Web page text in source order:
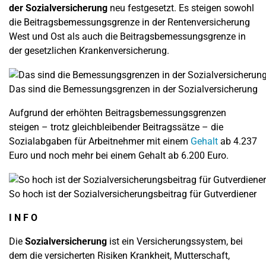
der Sozialversicherung neu festgesetzt. Es steigen sowohl
die Beitragsbemessungsgrenze in der Rentenversicherung
West und Ost als auch die Beitragsbemessungsgrenze in
der gesetzlichen Krankenversicherung.
Das sind die Bemessungsgrenzen in der Sozialversicherung
Aufgrund der erhöhten Beitragsbemessungsgrenzen
steigen – trotz gleichbleibender Beitragssätze – die
Sozialabgaben für Arbeitnehmer mit einem Gehalt ab 4.237
Euro und noch mehr bei einem Gehalt ab 6.200 Euro.
So hoch ist der Sozialversicherungsbeitrag für Gutverdiener
I N F O
Die Sozialversicherung ist ein Versicherungssystem, bei
dem die versicherten Risiken Krankheit, Mutterschaft,